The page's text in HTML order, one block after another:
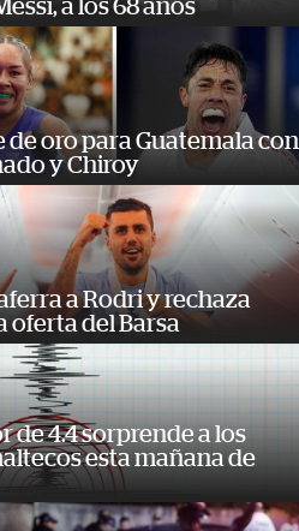
a los 68 años
de oro para Guatemala con
y Chiroy
a Rodri y rechaza
oferta del Barsa
de 4.4 sorprende a los
esta mañana de